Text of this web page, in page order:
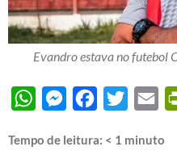
Evandro estava no futebol
WhatsAppMessengerFacebook
Twitter
Tempo de leitura: < 1 minuto